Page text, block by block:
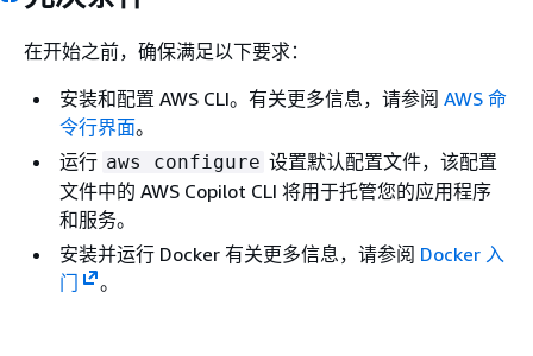
在开始之前，确保满足以下要求：
安装和配置 AWS CLI。有关更多信息，请参阅 AWS 命
令行界面。
运行 aws configure 设置默认配置文件，该配置
文件中的 AWS Copilot CLI 将用于托管您的应用程序
和服务。
安装并运行 Docker 有关更多信息，请参阅 Docker 入
门
。